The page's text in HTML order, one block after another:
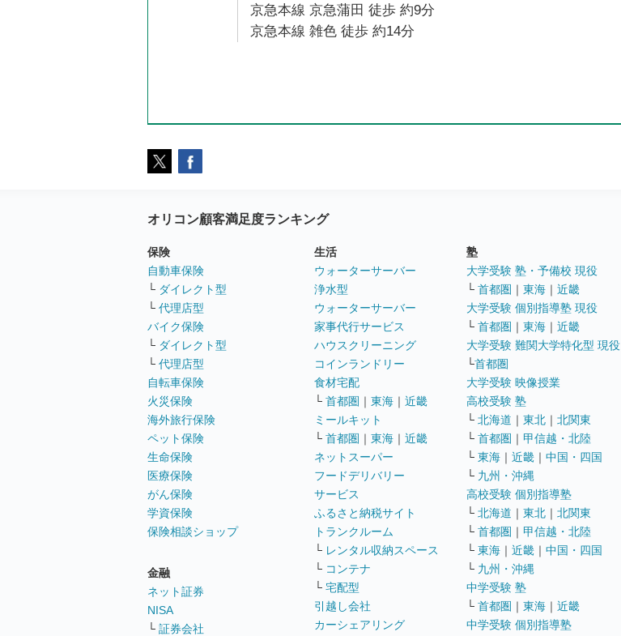
京急本線 京急蒲田 徒歩 約9分
京急本線 雑色 徒歩 約14分
オリコン顧客満足度ランキング
保険
自動車保険
└ ダイレクト型
└ 代理店型
バイク保険
└ ダイレクト型
└ 代理店型
自転車保険
火災保険
海外旅行保険
ペット保険
生命保険
医療保険
がん保険
学資保険
保険相談ショップ
金融
ネット証券
NISA
└ 証券会社
生活
ウォーターサーバー
浄水型
ウォーターサーバー
家事代行サービス
ハウスクリーニング
コインランドリー
食材宅配
└ 首都圏 ｜ 東海 ｜ 近畿
ミールキット
└ 首都圏 ｜ 東海 ｜ 近畿
ネットスーパー
フードデリバリー
サービス
ふるさと納税サイト
トランクルーム
└ レンタル収納スペース
└ コンテナ
└ 宅配型
引越し会社
カーシェアリング
塾
大学受験 塾・予備校 現役
└ 首都圏 ｜ 東海 ｜ 近畿
大学受験 個別指導塾 現役
└ 首都圏 ｜ 東海 ｜ 近畿
大学受験 難関大学特化型 現役
└首都圏
大学受験 映像授業
高校受験 塾
└ 北海道 ｜ 東北 ｜ 北関東
└ 首都圏 ｜ 甲信越・北陸
└ 東海 ｜ 近畿 ｜ 中国・四国
└ 九州・沖縄
高校受験 個別指導塾
└ 北海道 ｜ 東北 ｜ 北関東
└ 首都圏 ｜ 甲信越・北陸
└ 東海 ｜ 近畿 ｜ 中国・四国
└ 九州・沖縄
中学受験 塾
└ 首都圏 ｜ 東海 ｜ 近畿
中学受験 個別指導塾